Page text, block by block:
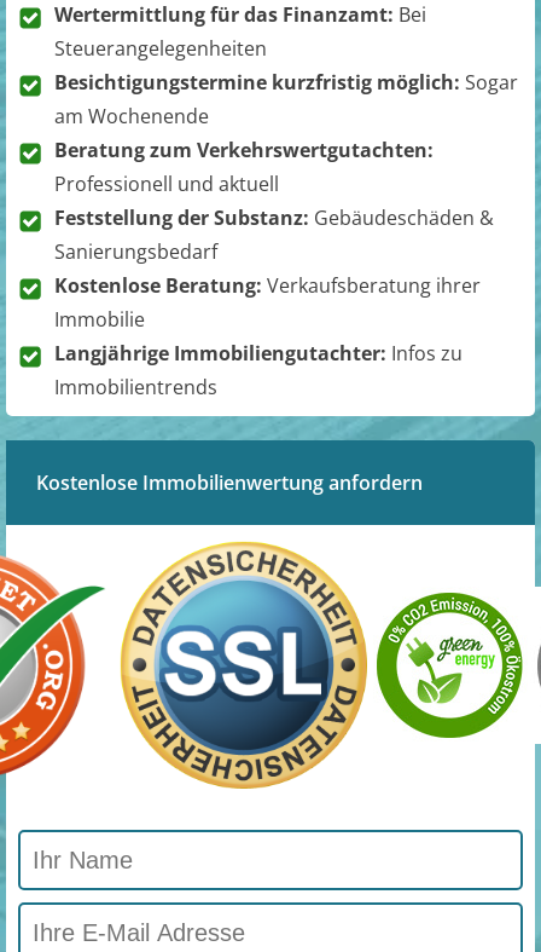
Wertermittlung für das Finanzamt: Bei
Steuerangelegenheiten
Besichtigungstermine kurzfristig möglich: Sogar
am Wochenende
Beratung zum Verkehrswertgutachten:
Professionell und aktuell
Feststellung der Substanz: Gebäudeschäden &
Sanierungsbedarf
Kostenlose Beratung: Verkaufsberatung ihrer
Immobilie
Langjährige Immobiliengutachter: Infos zu
Immobilientrends
Kostenlose Immobilienwertung anfordern